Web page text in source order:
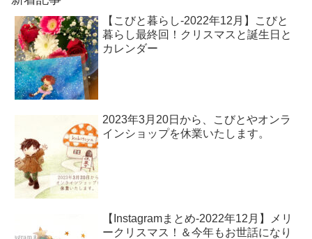
【こびと暮らし-2022年12月】こびと
暮らし最終回！クリスマスと誕生日と
カレンダー
2023年3月20日から、こびとやオンラ
インショップを休業いたします。
【Instagramまとめ-2022年12月】メリ
ークリスマス！＆今年もお世話になり